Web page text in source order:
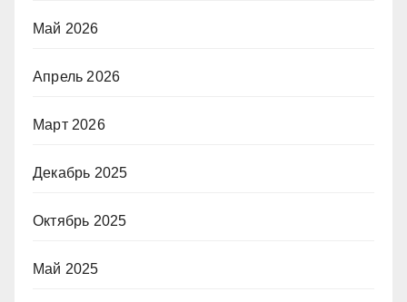
Май 2026
Апрель 2026
Март 2026
Декабрь 2025
Октябрь 2025
Май 2025